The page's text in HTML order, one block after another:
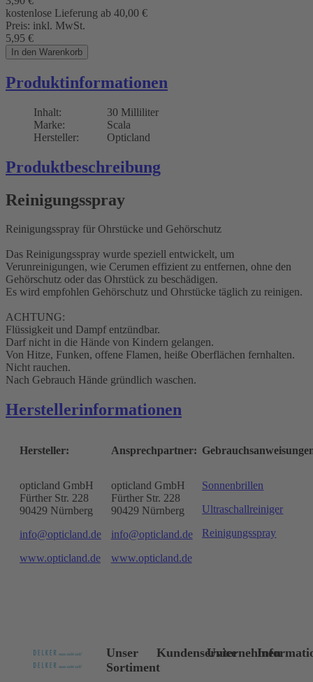
kostenlose Lieferung ab 40,00 €
Preis: inkl. MwSt.
5,95 €
In den Warenkorb
Produktinformationen
Inhalt:
30 Milliliter
Marke:
Scala
Hersteller:
Opticland
Produktbeschreibung
Reinigungsspray
Reinigungsspray für Ohrstücke und Gehörschutz
Das Reinigungsspray wurde speziell entwickelt, um
Verunreinigungen, wie Cerumen effizient zu entfernen, ohne den
Gehörschutz oder das Ohrstück zu beschädigen.
Es wird empfohlen Gehörschutz und Ohrstücke täglich zu reinigen.
ACHTUNG:
Flüssigkeit und Dampf entzündbar.
Darf nicht in die Hände von Kindern gelangen.
Von Hitze, Funken, offene Flamen, heiße Oberflächen fernhalten.
Nicht rauchen.
Nach Gebrauch Hände gründlich waschen.
Herstellerinformationen
Hersteller:
opticland GmbH
Fürther Str. 228
90429 Nürnberg
info@opticland.de
www.opticland.de
Ansprechpartner:
opticland GmbH
Fürther Str. 228
90429 Nürnberg
info@opticland.de
www.opticland.de
Sonnenbrillen
Ultraschallreiniger
Reinigungsspray
Unser
Sortiment
KundenserviceUnternehmen